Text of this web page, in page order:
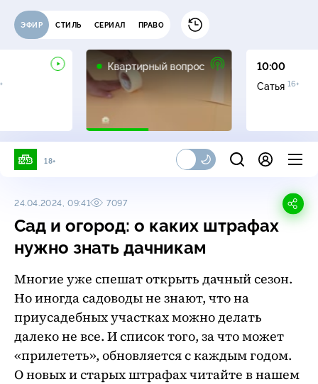
ЭФИР СТИЛЬ СЕРИАЛ ПРАВО
Квартирный вопрос
0+
10:00
Сатья 16+
18+
24.04.2024, 09:41 7097
Сад и огород: о каких штрафах
нужно знать дачникам
Многие уже спешат открыть дачный сезон.
Но иногда садоводы не знают, что на
приусадебных участках можно делать
далеко не все. И список того, за что может
«прилететь», обновляется с каждым годом.
О новых и старых штрафах читайте в нашем